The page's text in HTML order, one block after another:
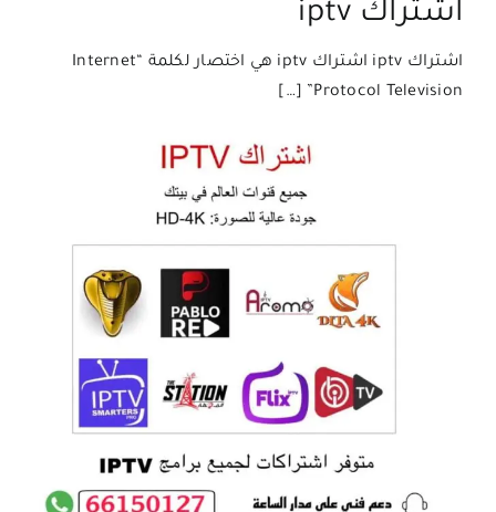
اشتراك iptv
اشتراك iptv اشتراك iptv هي اختصار لكلمة “Internet
Protocol Television” […]